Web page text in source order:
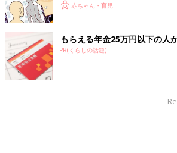
赤ちゃん・育児
もらえる年金25万円以下の人
PR(くらしの話題)